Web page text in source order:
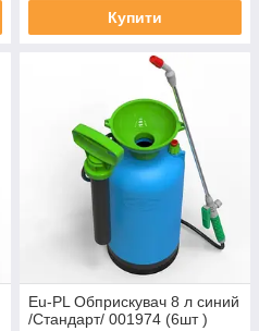
Купити
Eu-PL Обприскувач 8 л синий
/Стандарт/ 001974 (6шт )